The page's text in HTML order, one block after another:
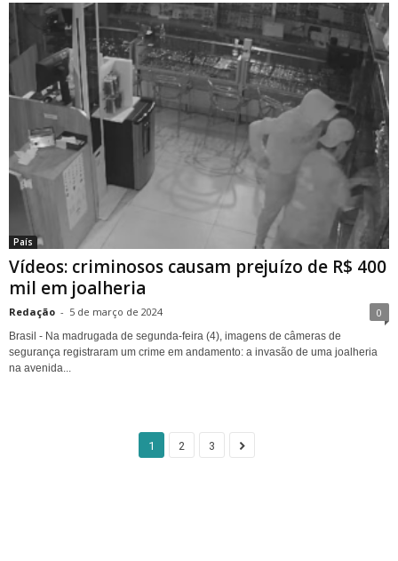
País
Vídeos: criminosos causam prejuízo de R$ 400
mil em joalheria
Redação - 5 de março de 2024 0
Brasil - Na madrugada de segunda-feira (4), imagens de câmeras de
segurança registraram um crime em andamento: a invasão de uma joalheria
na avenida...
1 2 3